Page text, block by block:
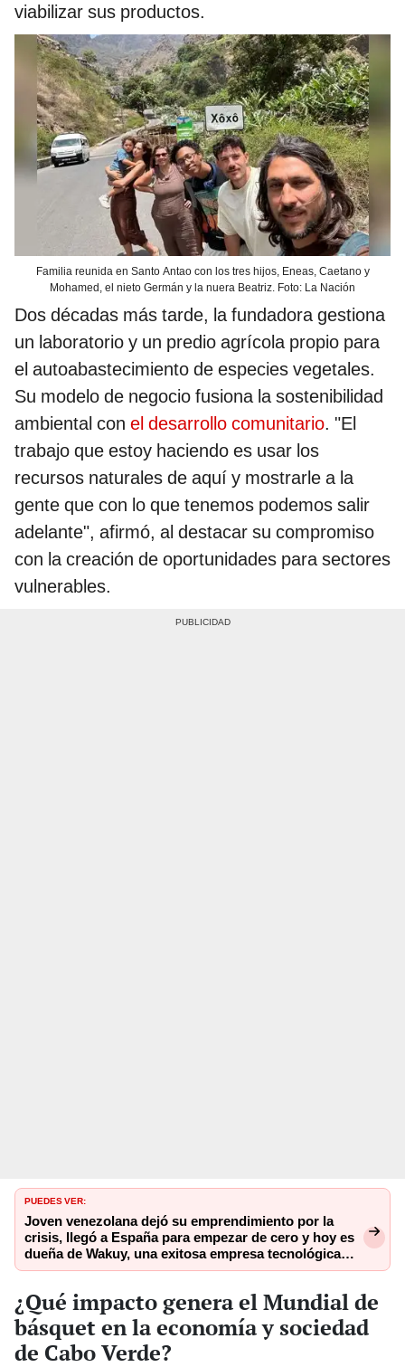
viabilizar sus productos.
Familia reunida en Santo Antao con los tres hijos, Eneas, Caetano y
Mohamed, el nieto Germán y la nuera Beatriz. Foto: La Nación
Dos décadas más tarde, la fundadora gestiona
un laboratorio y un predio agrícola propio para
el autoabastecimiento de especies vegetales.
Su modelo de negocio fusiona la sostenibilidad
ambiental con el desarrollo comunitario. "El
trabajo que estoy haciendo es usar los
recursos naturales de aquí y mostrarle a la
gente que con lo que tenemos podemos salir
adelante", afirmó, al destacar su compromiso
con la creación de oportunidades para sectores
vulnerables.
PUEDES VER:
Joven venezolana dejó su emprendimiento por la
crisis, llegó a España para empezar de cero y hoy es
dueña de Wakuy, una exitosa empresa tecnológica
para salones de belleza
¿Qué impacto genera el Mundial de
básquet en la economía y sociedad
de Cabo Verde?